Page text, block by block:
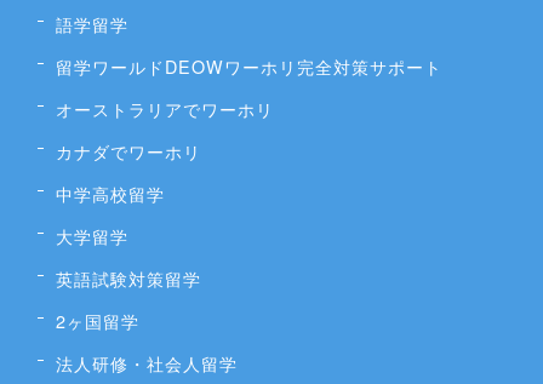
語学留学
留学ワールドDEOWワーホリ完全対策サポート
オーストラリアでワーホリ
カナダでワーホリ
中学高校留学
大学留学
英語試験対策留学
2ヶ国留学
法人研修・社会人留学